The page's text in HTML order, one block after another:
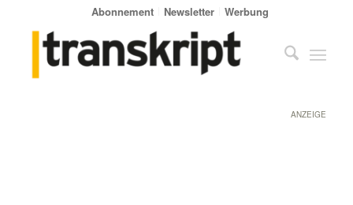
Abonnement Newsletter Werbung
ANZEIGE